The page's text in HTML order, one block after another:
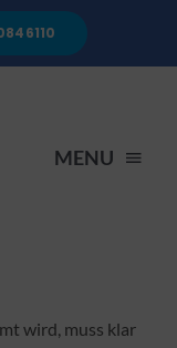
MENU
wird, muss klar